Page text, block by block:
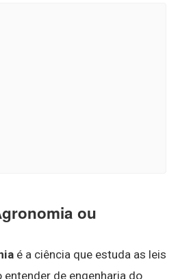
ou
é a ciência que estuda as leis
de engenharia do